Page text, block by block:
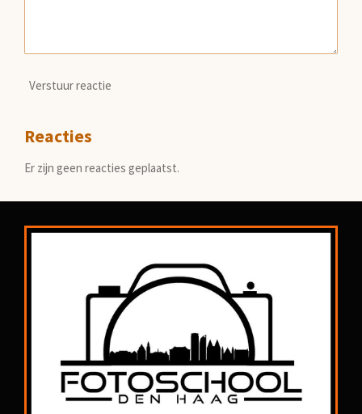
Verstuur reactie
Reacties
Er zijn geen reacties geplaatst.